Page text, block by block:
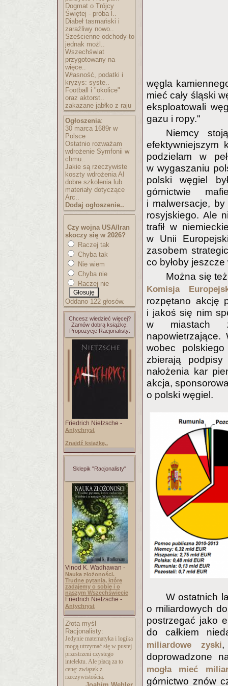
Dogmat o Trójcy
Świętej - próba l..
Diabeł tasmański i
zaraźliwy nowo..
Sześcienne odchody-to
jednak możl..
Wszechświat
przygotowany na
więce..
Własność, podatki i
kryzys: syste..
Football i "okolice"
oraz aktorst..
zakazane jabłko z raju
Ogłoszenia:
30 marca 1689r w
Polsce
Ostatnio rozważam
wdrożenie Symfonii w
chmu..
Jakie są rzeczywiste
koszty wdrożenia AI
dobre szkolenia lub
materiały dotyczące
Arc..
Dodaj ogłoszenie..
Czy wojna USA/Iran
skoczy się w 2026?
Raczej tak
Chyba tak
Nie wiem
Chyba nie
Raczej nie
Oddano 122 głosów.
Chcesz wiedzieć więcej?
Zamów dobrą książkę.
Propozycje Racjonalisty:
Friedrich Nietzsche -
Antychryst
Znajdź książkę..
Sklepik "Racjonalisty"
Vinod K. Wadhawan -
Nauka złożoności.
Trudne pytania, które
zadajemy o sobie i o
naszym Wszechświecie
Friedrich Nietzsche -
Antychryst
Złota myśl
Racjonalisty:
Jedynie matematyka i logika
mogą utrzymać się w pustej
przestrzeni czystego
intelektu. Ale płacą za to
cenę: związek z
rzeczywistością.
węgla
mieć cały śląski
eksploatowali
gazu i ropy."
Niemcy
efektywniejszym
podzielam w
w wygaszaniu
polski węgiel
górnictwie
i malwersacje,
rosyjskiego. Ale
trafił w
w Unii
zasobem
co byłoby
Można się
Komisja
rozpętano akcję
i jakoś się nim
w miastach
wobec
zbierają
nałożenia kar
akcja,
o polski węgiel.
W ostatnich
o miliardowych
postrzegać jako
do całkiem
miliardowe zyski,
doprowadzone
mogła mieć
górnictwo znów